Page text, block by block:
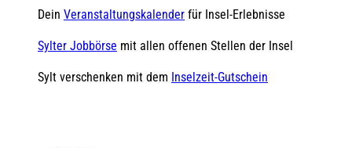
Dein Veranstaltungskalender für Insel-Erlebnisse
Sylter Jobbörse mit allen offenen Stellen der Insel
Sylt verschenken mit dem Inselzeit-Gutschein